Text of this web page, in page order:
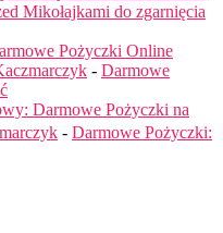
Mikołajkami do zgarnięcia
Pożyczki Online
- Darmowe
Darmowe Pożyczki na
- Darmowe Pożyczki: